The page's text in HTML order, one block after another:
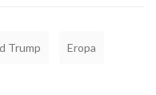
Trump Eropa